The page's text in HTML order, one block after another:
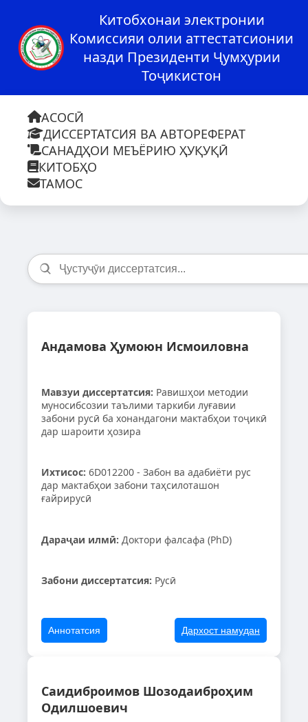
Китобхонаи электронии
Комиссияи олии аттестатсионии
назди Президенти Ҷумҳурии
Тоҷикистон
АСОСӢ
ДИССЕРТАТСИЯ ВА АВТОРЕФЕРАТ
САНАДҲОИ МЕЪЁРИЮ ҲУҚУҚӢ
КИТОБҲО
ТАМОС
Андамова Ҳумоюн Исмоиловна
Мавзуи диссертатсия: Равишҳои методии
муносибсозии таълими таркиби луғавии
забони русӣ ба хонандагони мактабҳои тоҷикӣ
дар шароити ҳозира
Ихтисос: 6D012200 - Забон ва адабиёти рус
дар мактабҳои забони таҳсилоташон
ғайрирусӣ
Дараҷаи илмӣ: Доктори фалсафа (PhD)
Забони диссертатсия: Русӣ
Аннотатсия Дархост намудан
Саидиброимов Шозодаиброҳим
Одилшоевич